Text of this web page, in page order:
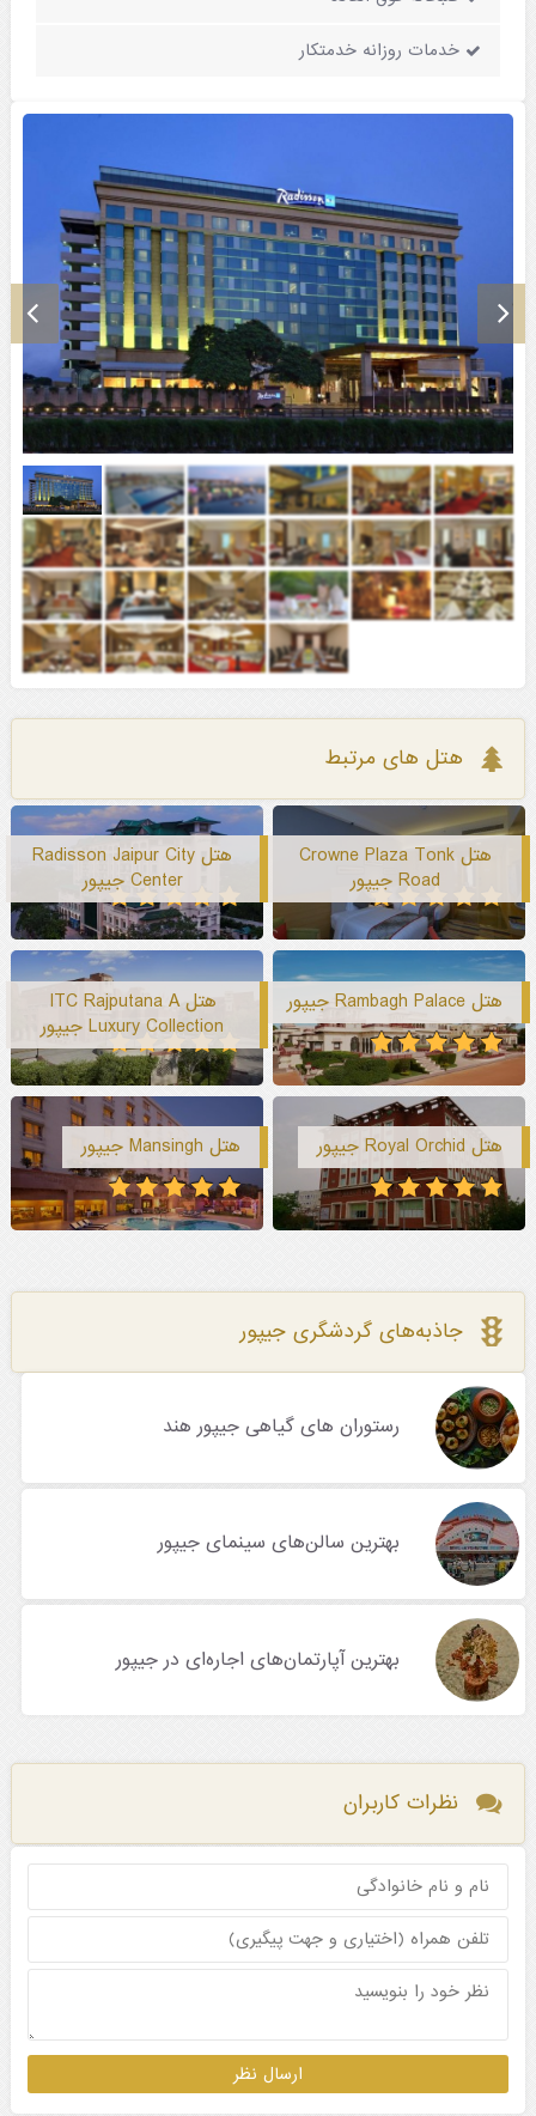
خدمات روزانه خدمتکار
هتل های مرتبط
هتل Crowne Plaza Tonk
Road جیپور
هتل Radisson Jaipur City
Center جیپور
هتل Rambagh Palace جیپور
هتل ITC Rajputana A
Luxury Collection جیپور
هتل Royal Orchid جیپور هتل Mansingh جیپور
جاذبه‌های گردشگری جیپور
رستوران های گیاهی جیپور هند
بهترین سالن‌های سینمای جیپور
بهترین آپارتمان‌های اجاره‌ای در جیپور
نظرات کاربران